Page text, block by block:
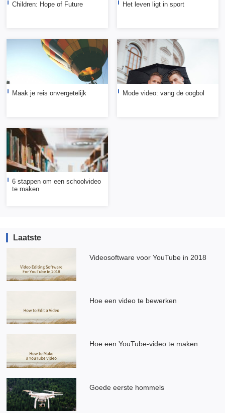
Children: Hope of Future Het leven ligt in sport
Maak je reis onvergetelijk Mode video: vang de oogbol
6 stappen om een schoolvideo
te maken
Laatste
Videosoftware voor YouTube in 2018
Hoe een video te bewerken
Hoe een YouTube-video te maken
Goede eerste hommels